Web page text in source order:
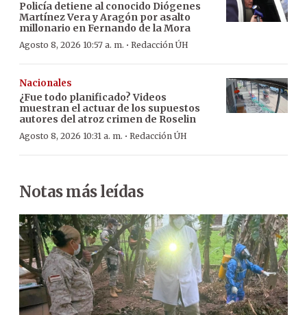
Policía detiene al conocido Diógenes
Martínez Vera y Aragón por asalto
millonario en Fernando de la Mora
Agosto 8, 2026 10:57 a. m. · Redacción ÚH
Nacionales
¿Fue todo planificado? Videos
muestran el actuar de los supuestos
autores del atroz crimen de Roselin
Agosto 8, 2026 10:31 a. m. · Redacción ÚH
Notas más leídas